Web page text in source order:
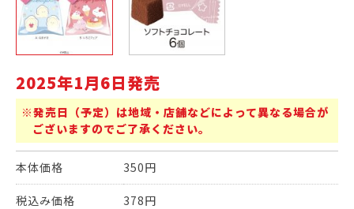
2025年1月6日発売
※発売日（予定）は地域・店舗などによって異なる場合が
ございますのでご了承ください。
本体価格 350円
税込み価格 378円